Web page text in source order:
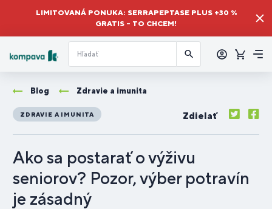
LIMITOVANÁ PONUKA: SERRAPEPTASE PLUS +30 %
GRATIS – TO CHCEM!
sa
Košík
Blog Zdravie a imunita
ZDRAVIE A IMUNITA Zdielať
Ako sa postarať o výživu
seniorov? Pozor, výber potravín
je zásadný